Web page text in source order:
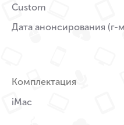
Custom
Дата анонсирования (г-
Комплектация
iMac